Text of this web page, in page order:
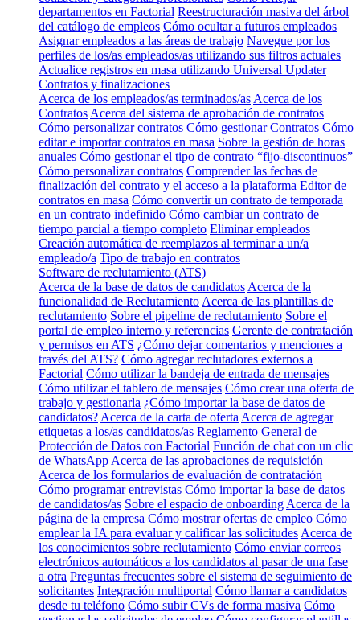
departamentos en Factorial Reestructuración masiva del árbol
del catálogo de empleos Cómo ocultar a futuros empleados
Asignar empleados a las áreas de trabajo Navegue por los
perfiles de los/as empleados/as utilizando sus filtros actuales
Actualice registros en masa utilizando Universal Updater
Contratos y finalizaciones
Acerca de los empleados/as terminados/as Acerca de los
Contratos Acerca del sistema de aprobación de contratos
Cómo personalizar contratos Cómo gestionar Contratos Cómo
editar e importar contratos en masa Sobre la gestión de horas
anuales Cómo gestionar el tipo de contrato “fijo-discontinuos”
Cómo personalizar contratos Comprender las fechas de
finalización del contrato y el acceso a la plataforma Editor de
contratos en masa Cómo convertir un contrato de temporada
en un contrato indefinido Cómo cambiar un contrato de
tiempo parcial a tiempo completo Eliminar empleados
Creación automática de reemplazos al terminar a un/a
empleado/a Tipo de trabajo en contratos
Software de reclutamiento (ATS)
Acerca de la base de datos de candidatos Acerca de la
funcionalidad de Reclutamiento Acerca de las plantillas de
reclutamiento Sobre el pipeline de reclutamiento Sobre el
portal de empleo interno y referencias Gerente de contratación
y permisos en ATS ¿Cómo dejar comentarios y menciones a
través del ATS? Cómo agregar reclutadores externos a
Factorial Cómo utilizar la bandeja de entrada de mensajes
Cómo utilizar el tablero de mensajes Cómo crear una oferta de
trabajo y gestionarla ¿Cómo importar la base de datos de
candidatos? Acerca de la carta de oferta Acerca de agregar
etiquetas a los/as candidatos/as Reglamento General de
Protección de Datos con Factorial Función de chat con un clic
de WhatsApp Acerca de las aprobaciones de requisición
Acerca de los formularios de evaluación de contratación
Cómo programar entrevistas Cómo importar la base de datos
de candidatos/as Sobre el espacio de onboarding Acerca de la
página de la empresa Cómo mostrar ofertas de empleo Cómo
emplear la IA para evaluar y calificar las solicitudes Acerca de
los conocimientos sobre reclutamiento Cómo enviar correos
electrónicos automáticos a los candidatos al pasar de una fase
a otra Preguntas frecuentes sobre el sistema de seguimiento de
solicitantes Integración multiportal Cómo llamar a candidatos
desde tu teléfono Cómo subir CVs de forma masiva Cómo